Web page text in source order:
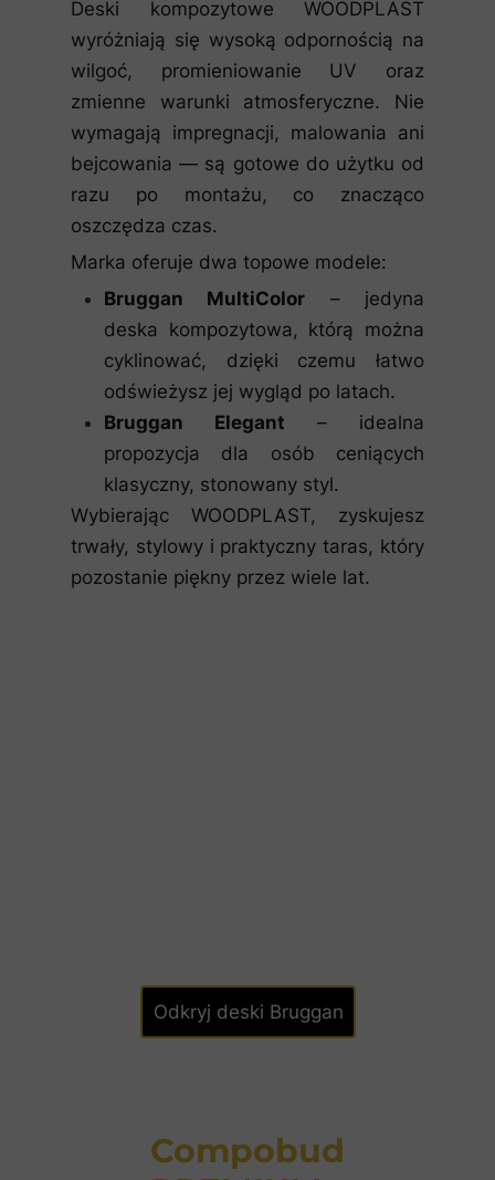
Odkryj deski Bruggan
Deski kompozytowe WOODPLAST
wyróżniają się wysoką odpornością na
wilgoć, promieniowanie UV oraz
zmienne warunki atmosferyczne. Nie
wymagają impregnacji, malowania ani
bejcowania — są gotowe do użytku od
razu po montażu, co znacząco
oszczędza czas.
Marka oferuje dwa topowe modele:
Bruggan MultiColor – jedyna
deska kompozytowa, którą można
cyklinować, dzięki czemu łatwo
odświeżysz jej wygląd po latach.
Bruggan Elegant – idealna
propozycja dla osób ceniących
klasyczny, stonowany styl.
Wybierając WOODPLAST, zyskujesz
trwały, stylowy i praktyczny taras, który
pozostanie piękny przez wiele lat.
Compobud